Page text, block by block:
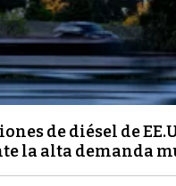
de diésel de
la alta demanda